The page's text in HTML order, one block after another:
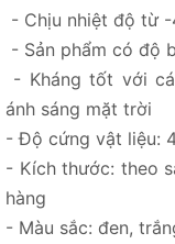
- Chịu nhiệt độ từ
- Sản phẩm có độ
- Kháng tốt với
ánh sáng mặt trời
- Độ cứng vật liệu:
- Kích thước: theo
hàng
- Màu sắc: đen,